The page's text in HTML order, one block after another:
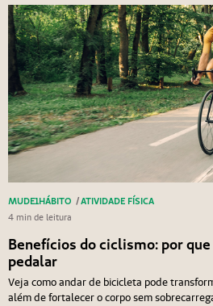
MUDE1HÁBITO /ATIVIDADE FÍSICA
4 min de leitura
Benefícios do ciclismo: por
pedalar
Veja como andar de bicicleta pode
além de fortalecer o corpo sem